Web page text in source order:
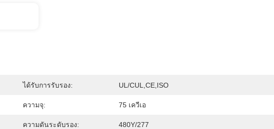
ได้รับการรับรอง: UL/cUL,CE,ISO
ความจุ: 75 เควีเอ
ความดันระดับรอง: 480Y/277